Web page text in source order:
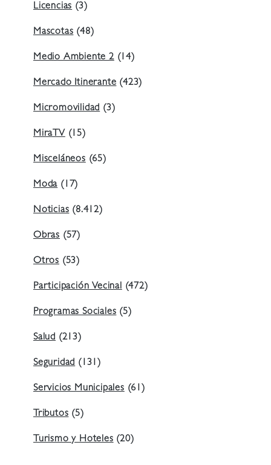
Licencias (3)
Mascotas (48)
Medio Ambiente 2(14)
Mercado Itinerante (423)
Micromovilidad (3)
MiraTV (15)
Misceláneos (65)
Moda (17)
Noticias (8.412)
Obras (57)
Otros (53)
Participación Vecinal (472)
Programas Sociales (5)
Salud (213)
Seguridad (131)
Servicios Municipales (61)
Tributos (5)
Turismo y Hoteles (20)